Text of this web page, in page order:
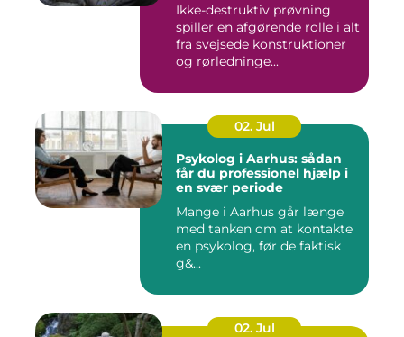
Ikke-destruktiv prøvning
spiller en afgørende rolle i alt
fra svejsede konstruktioner
og rørledninge...
02. Jul
Psykolog i Aarhus: sådan
får du professionel hjælp i
en svær periode
Mange i Aarhus går længe
med tanken om at kontakte
en psykolog, før de faktisk
g&...
02. Jul